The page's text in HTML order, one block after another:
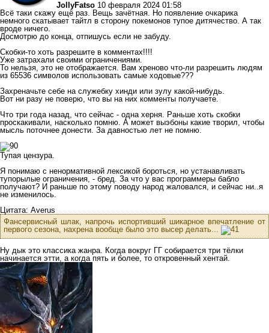
JollyFatso 10 февраля 2024 01:58
Всё таки скажу ещё раз. Вещь зачётная. Но появление очкарика
немного скатывает тайтл в сторону покемонов тупое дитячество. А так
вроде ничего.
Досмотрю до конца, отпишусь если не забуду.
Скобки-то хоть разрешите в комментах!!!!
Уже затрахали своими ограничениями.
То нельзя, это не отображается. Вам хреново что-ли разрешить людям
из 65536 символов использовать самые ходовые???
Захреначьте себе на служебку хинди или зулу какой-нибудь.
Вот ни разу не поверю, что вы на них комменты получаете.
Что три года назад, что сейчас - одна херня. Раньше хоть скобки
проскакивали, насколько помню. А может выэбоны какие творил, чтобы
мысль поточнее донести. За давностью лет не помню.
Тупая цензура.
Я понимаю с ненормативной лексикой бороться, но устанавливать
тупорылые ограничения, - бред. За что у вас программеры бабло
получают? И раньше по этому поводу народ жаловался, и сейчас ни..я
не изменилось.
Цитата: Averus
Фансервисный шлак, напрочь испортивший шикарное впечатление от
первого сезона, нахрена вообще было это высер делать...
Ну дык это классика жанра. Когда вокруг ГГ собирается три тёлки
начинается этти, а когда пять и более, то откровенный хентай.